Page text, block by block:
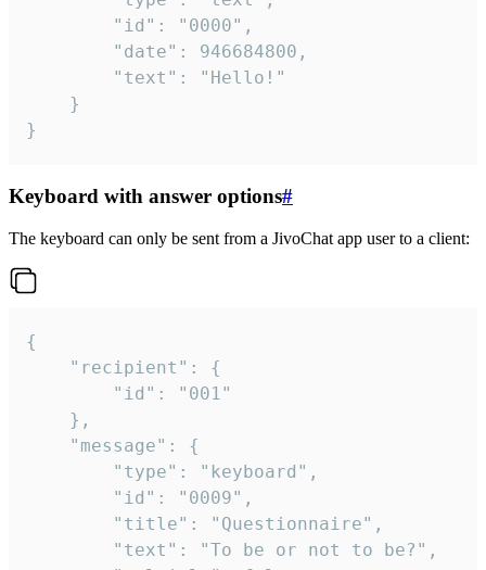
}
Keyboard with answer options#
The keyboard can only be sent from a JivoChat app user to a client:
{